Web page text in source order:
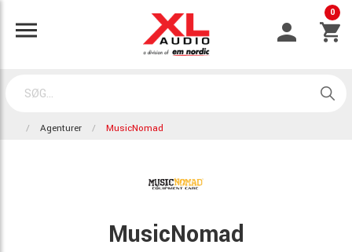
0
Agenturer MusicNomad
MusicNomad